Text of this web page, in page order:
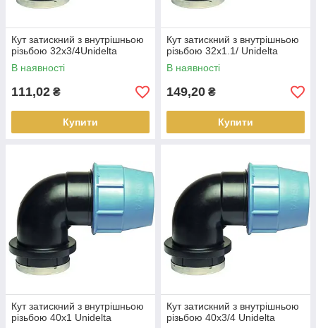
Кут затискний з внутрішньою
різьбою 32х3/4Unidelta
В наявності
111,02 ₴
Купити
Кут затискний з внутрішньою
різьбою 32х1.1/ Unidelta
В наявності
149,20 ₴
Купити
Кут затискний з внутрішньою
різьбою 40х1 Unidelta
Кут затискний з внутрішньою
різьбою 40х3/4 Unidelta